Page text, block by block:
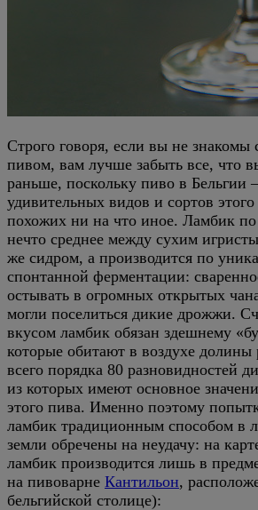
Строго говоря, если вы не знакомы
пивом, вам лучше забыть все, что
раньше, поскольку пиво в
удивительных видов и сортов
похожих ни на что иное. Ламбик
нечто среднее между сухим
же сидром, а производится по
спонтанной ферментации:
остывать в огромных открытых
могли поселиться дикие дрожжи.
вкусом ламбик обязан здешнему
которые обитают в воздухе
всего порядка 80 разновидностей
из которых имеют основное
этого пива. Именно поэтому
ламбик традиционным способом в
земли обречены на неудачу: на
ламбик производится лишь в
на пивоварне Кантильон,
бельгийской столице):